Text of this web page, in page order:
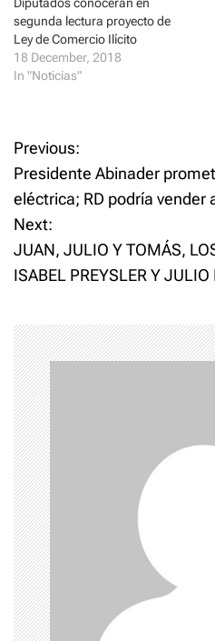
o
w
)
d
o
w
)
Diputados conocerán en
segunda lectura proyecto de
Ley de Comercio Ilícito
18 December, 2018
In "Noticias"
P
o
s
t
a
v
i
g
a
t
i
o
Previous:
Presidente Abinader
eléctrica; RD podría vender
Next:
JUAN, JULIO Y TOMÁS,
ISABEL PREYSLER Y JULIO